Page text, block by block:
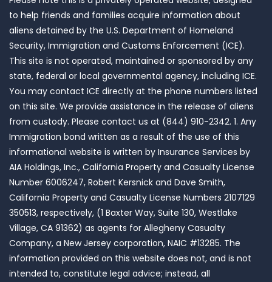
to help friends and families acquire information about
aliens detained by the U.S. Department of Homeland
Security, Immigration and Customs Enforcement (ICE).
This site is not operated, maintained or sponsored by any
state, federal or local governmental agency, including ICE.
You may contact ICE directly at the phone numbers listed
on this site. We provide assistance in the release of aliens
from custody. Please contact us at (844) 910-2342. 1. Any
Immigration bond written as a result of the use of this
informational website is written by Insurance Services by
AIA Holdings, Inc., California Property and Casualty License
Number 6006247, Robert Kersnick and Dave Smith,
California Property and Casualty License Numbers 2107129
350513, respectively, (1 Baxter Way, Suite 130, Westlake
Village, CA 91362) as agents for Allegheny Casualty
Company, a New Jersey corporation, NAIC #13285. The
information provided on this website does not, and is not
intended to, constitute legal advice; instead, all